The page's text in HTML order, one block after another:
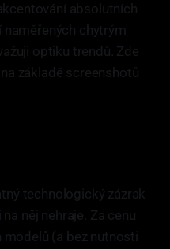
absolutních
chytrým
optiku trendů. Zde
základě screenshotů
technologický zázrak
něj nehraje. Za cenu
(a bez nutnosti